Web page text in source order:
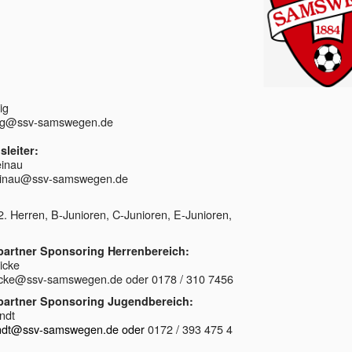
samswegen.de
samswegen.de
Herren, B-Junioren, C-Junioren, E-Junioren,
Sponsoring Herrenbereich:
samswegen.de oder 0178 / 310 7456
Sponsoring Jugendbereich:
samswegen.de oder0172 / 393 475 4